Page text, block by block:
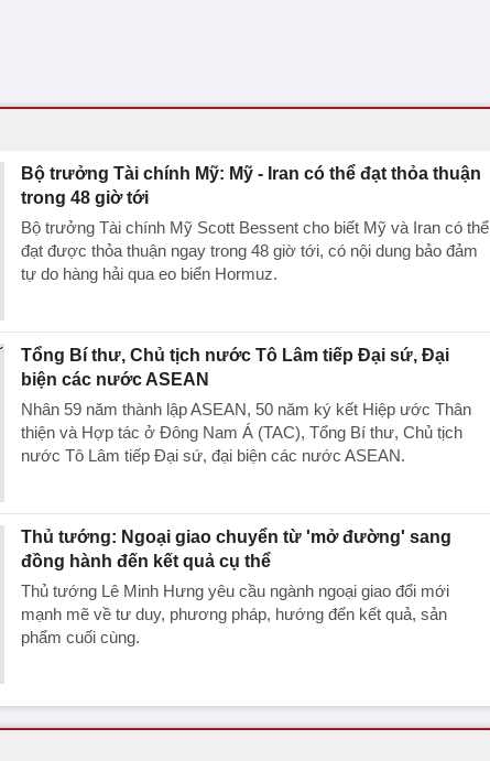
Bộ trưởng Tài chính Mỹ: Mỹ - Iran có thể đạt thỏa thuận
trong 48 giờ tới
Bộ trưởng Tài chính Mỹ Scott Bessent cho biết Mỹ và Iran có thể
đạt được thỏa thuận ngay trong 48 giờ tới, có nội dung bảo đảm
tự do hàng hải qua eo biển Hormuz.
Tổng Bí thư, Chủ tịch nước Tô Lâm tiếp Đại sứ, Đại
biện các nước ASEAN
Nhân 59 năm thành lập ASEAN, 50 năm ký kết Hiệp ước Thân
thiện và Hợp tác ở Đông Nam Á (TAC), Tổng Bí thư, Chủ tịch
nước Tô Lâm tiếp Đại sứ, đại biện các nước ASEAN.
Thủ tướng: Ngoại giao chuyển từ 'mở đường' sang
đồng hành đến kết quả cụ thể
Thủ tướng Lê Minh Hưng yêu cầu ngành ngoại giao đổi mới
mạnh mẽ về tư duy, phương pháp, hướng đến kết quả, sản
phẩm cuối cùng.